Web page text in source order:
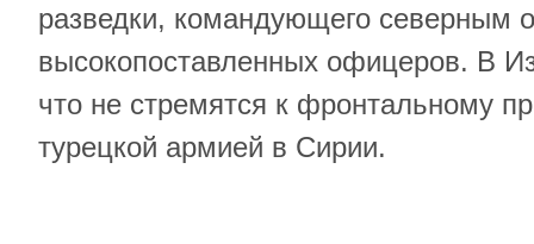
разведки, командующего северным
высокопоставленных офицеров. В
что не стремятся к фронтальному
турецкой армией в Сирии.